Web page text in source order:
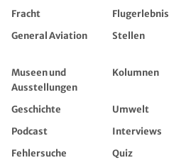
Fracht
Flugerlebnis
General Aviation
Stellen
Museen und
Ausstellungen
Kolumnen
Geschichte Umwelt
Podcast
Interviews
Fehlersuche
Quiz